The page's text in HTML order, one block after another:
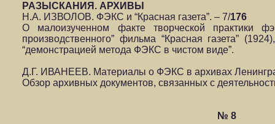
РАЗЫСКАНИЯ. АРХИВЫ
Н.А. ИЗВОЛОВ. ФЭКС и “Красная газета”. – 7/176
О малоизученном факте творческой практики
производственного” фильма “Красная газета”
“демонстрацией метода ФЭКС в чистом виде”.
Д.Г. ИВАНЕЕВ. Материалы о ФЭКС в архивах
Обзор архивных документов, связанных с
№ 8